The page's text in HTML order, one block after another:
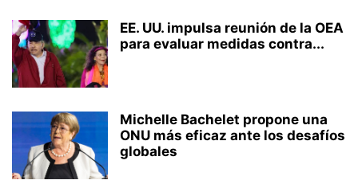
EE. UU. impulsa reunión de la OEA
para evaluar medidas contra...
Michelle Bachelet propone una
ONU más eficaz ante los desafíos
globales